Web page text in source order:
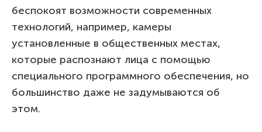
беспокоят возможности современных
технологий, например, камеры
установленные в общественных местах,
которые распознают лица с помощью
специального программного обеспечения, но
большинство даже не задумываются об
этом.